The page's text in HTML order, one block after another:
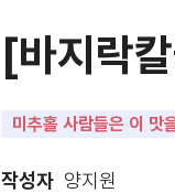
[바지락
미추홀 사람들은 이 맛
작성자 양지원